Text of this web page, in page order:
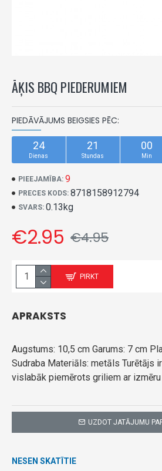
ĀĶIS BBQ PIEDERUMIEM
PIEEJAMĪBA: 9
PRECES KODS: 8718158912794
SVARS: 0.13kg
PIEDĀVĀJUMS BEIGSIES PĒC:
24
Dienas
21
Stundas
00
Min
€2.95 €4.95
PIRKT
UZDOT JATĀJUMU
APRAKSTS
Augstums: 10,5 cm Garums: 7 cm
Sudraba Materiāls: metāls Turētājs
vislabāk piemērots griliem ar
NESEN SKATĪTIE